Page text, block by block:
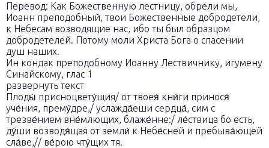
Перевод: Как Божественную лестницу, обрели мы,
Иоанн преподобный, твои Божественные добродетели,
к Небесам возводящие нас, ибо ты был образцом
добродетелей. Потому моли Христа Бога о спасении
душ наших.
Ин кондак преподобному Иоанну Лествичнику, игумену
Синайскому, глас 1
развернуть текст
Плоды́ присноцвету́щия/ от твоея́ кни́ги принося́
уче́ния, прему́дре,/ услажда́еши сердца́, сим с
трезве́нием вне́млющих, блаже́нне:/ ле́ствица бо есть,
ду́ши возводя́щая от земли́ к Небе́сней и пребыва́ющей
сла́ве,// ве́рою чту́щих тя.